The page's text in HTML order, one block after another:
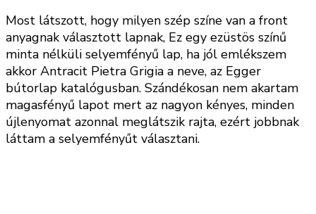
Most látszott, hogy milyen szép színe van a front
anyagnak választott lapnak, Ez egy ezüstös színű
minta nélküli selyemfényű lap, ha jól emlékszem
akkor Antracit Pietra Grigia a neve, az Egger
bútorlap katalógusban. Szándékosan nem akartam
magasfényű lapot mert az nagyon kényes, minden
újlenyomat azonnal meglátszik rajta, ezért jobbnak
láttam a selyemfényűt választani.